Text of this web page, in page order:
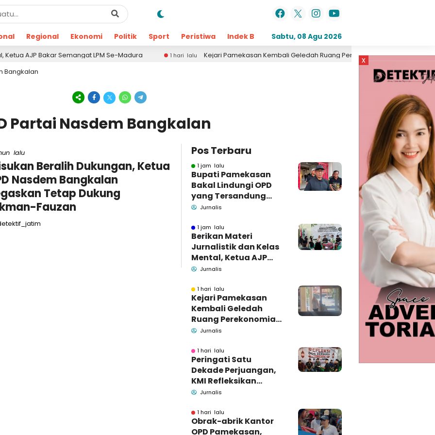
Regional Ekonomi Politik Sport Peristiwa Indek Berita Opini Daerah
Sabtu, 08 Agu 2026
AJP Bakar Semangat LPM Se-Madura 1 hari lalu
Kejari Pamekasan Kembali Geledah Ruang Perekonomian, Pidsus: Tunggu
Bangkalan
Partai Nasdem Bangkalan
lalu
Beralih Dukungan, Ketua
Nasdem Bangkalan
Tetap Dukung
Fauzan
Pos Terbaru
1 jam lalu
Bupati Pamekasan
Bakal Lindungi OPD
yang Tersandung
Dugaan Korupsi
Jurnalis
1 jam lalu
Berikan Materi
Jurnalistik dan Kelas
Mental, Ketua AJP
Bakar Semangat LPM
Jurnalis
1 hari lalu
Kejari Pamekasan
Kembali Geledah
Ruang Perekonomian,
Pidsus: Tunggu Saja!
Jurnalis
1 hari lalu
Peringati Satu
Dekade Perjuangan,
KMI Refleksikan
Kontribusi untuk
Jurnalis
1 hari lalu
Obrak-abrik Kantor
OPD Pamekasan,
x